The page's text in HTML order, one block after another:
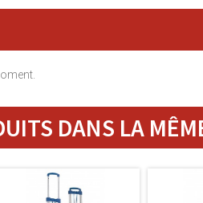
DANS LA